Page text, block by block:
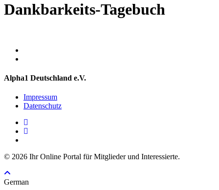
Dankbarkeits-Tagebuch
Alpha1 Deutschland e.V.
Impressum
Datenschutz
linkedin
instagram
© 2026 Ihr Online Portal für Mitglieder und Interessierte.
German